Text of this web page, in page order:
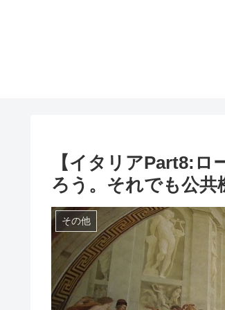
【イタリアPart8:ロ
ろう。それでも公共
その他